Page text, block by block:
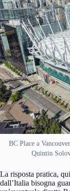
BC Place a
Quintin
La risposta pratica,
dall’Italia bisogna